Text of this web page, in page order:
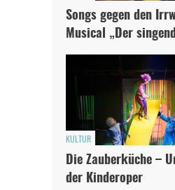
Songs gegen den
Musical „Der
KULTUR
Die Zauberküche –
der Kinderoper